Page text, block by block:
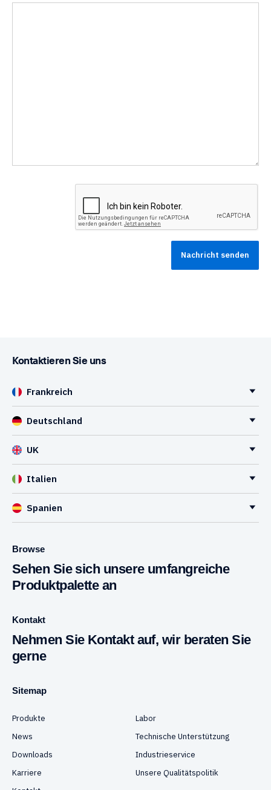
Kontaktieren Sie uns
Frankreich
Deutschland
UK
Italien
Spanien
Browse
Sehen Sie sich unsere umfangreiche
Produktpalette an
Kontakt
Nehmen Sie Kontakt auf, wir beraten Sie
gerne
Sitemap
Produkte
Labor
News
Technische Unterstützung
Downloads
Industrieservice
Karriere
Unsere Qualitätspolitik